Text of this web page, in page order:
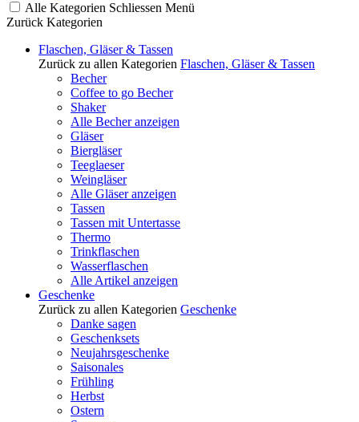
Alle Kategorien Schliessen Menü
Zurück Kategorien
Flaschen, Gläser & Tassen
Zurück zu allen Kategorien Flaschen, Gläser & Tassen
Becher
Coffee to go Becher
Shaker
Alle Becher anzeigen
Gläser
Biergläser
Teeglaeser
Weingläser
Alle Gläser anzeigen
Tassen
Tassen mit Untertasse
Thermo
Trinkflaschen
Wasserflaschen
Alle Artikel anzeigen
Geschenke
Zurück zu allen Kategorien Geschenke
Danke sagen
Geschenksets
Neujahrsgeschenke
Saisonales
Frühling
Herbst
Ostern